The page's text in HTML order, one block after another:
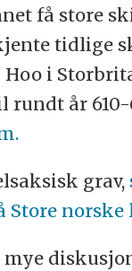
få store
tidlige
Hoo i
rundt år 610-
grav,
Store